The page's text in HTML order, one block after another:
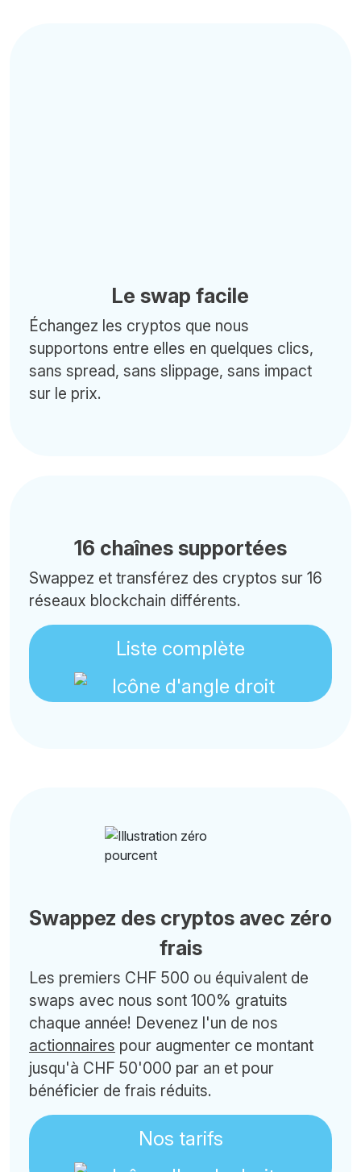
Le swap facile
Échangez les cryptos que nous
supportons entre elles en quelques clics,
sans spread, sans slippage, sans impact
sur le prix.
16 chaînes supportées
Swappez et transférez des cryptos sur 16
réseaux blockchain différents.
Liste complète
Swappez des cryptos avec zéro
frais
Les premiers CHF 500 ou équivalent de
swaps avec nous sont 100% gratuits
chaque année! Devenez l'un de nos
actionnaires pour augmenter ce montant
jusqu'à CHF 50'000 par an et pour
bénéficier de frais réduits.
Nos tarifs